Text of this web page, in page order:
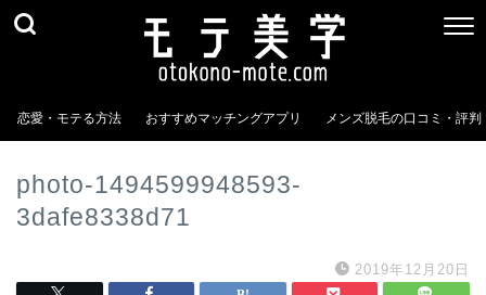
恋愛・モテる方法 おすすめマッチングアプリ メンズ脱毛の口コミ・評判
photo-1494599948593-
3dafe8338d71
2019年12月20日